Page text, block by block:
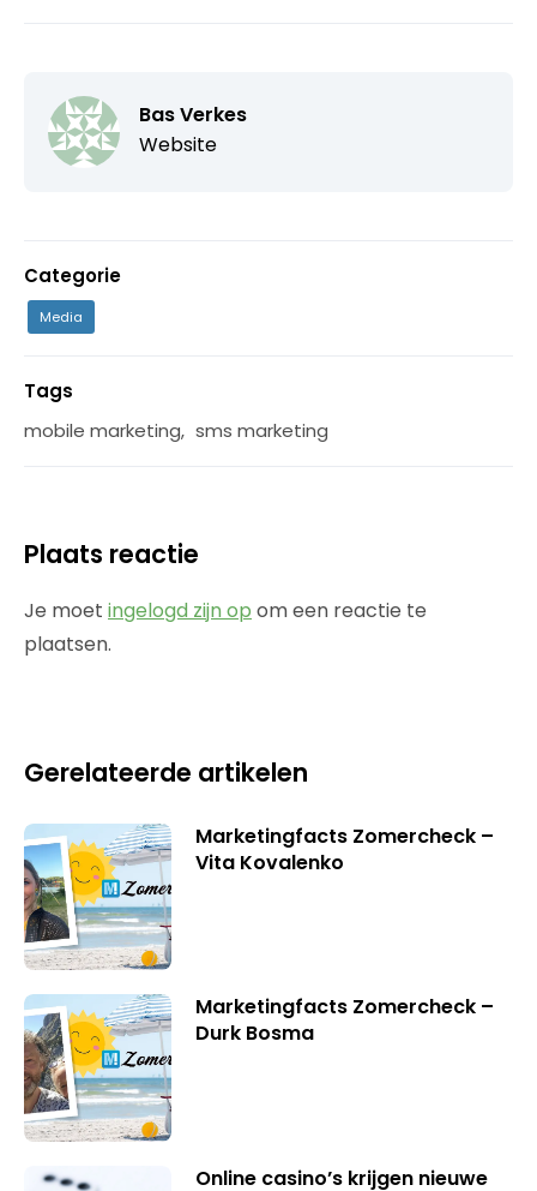
Bas Verkes
Website
Categorie
Media
Tags
mobile marketing, sms marketing
Plaats reactie
Je moet ingelogd zijn op om een reactie te
plaatsen.
Gerelateerde artikelen
Marketingfacts Zomercheck –
Vita Kovalenko
Marketingfacts Zomercheck –
Durk Bosma
Online casino’s krijgen nieuwe